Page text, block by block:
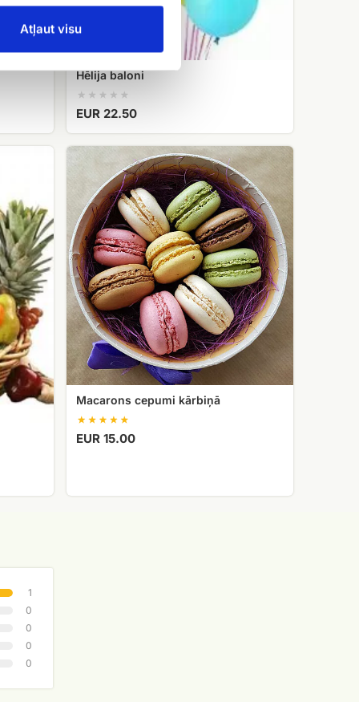
Atļaut visu
Hēlija baloni
EUR 22.50
Macarons
cepumi
kārbiņā
Macarons cepumi kārbiņā
EUR 15.00
1
0
0
0
0